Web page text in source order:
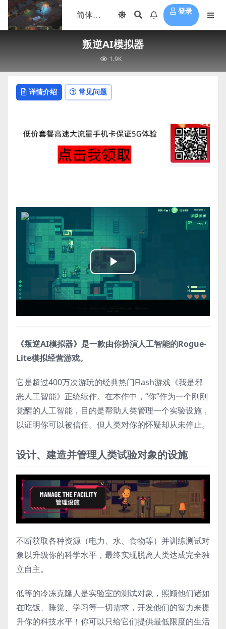
登录
叛逆AI模拟器
1.9K
详情介绍 常见问题
Play
Video
《叛逆AI模拟器》是一款由你扮演人工智能的Rogue-
Lite模拟经营游戏。
它是超过400万次游玩的经典热门Flash游戏《我是邪
恶人工智能》正统续作。在本作中，“你”作为一个刚刚
觉醒的人工智能，目的是帮助人类管理一个实验设施，
以证明你可以被信任。但人类对你的怀疑却从未停止。
设计、建造并管理人类试验对象的设施
不断获取各种资源（电力、水、食物等）并训练测试对
象以升级你的科学水平，最终实现脱离人类达成完全独
立自主。
低等的冷冻克隆人是实验室的测试对象，照顾他们诸如
在吃饭、睡觉、学习等一切需求，开发他们的智力来提
升你的科技水平！你可以只给它们提供最低限度的生活